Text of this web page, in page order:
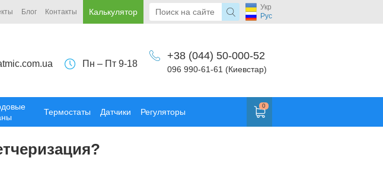
Блог Контакты Калькулятор
Укр
Рус
Пн – Пт 9-18
+38 (044) 50-000-52
096 990-61-61 (Киевстар)
Термостаты Датчики Регуляторы
0